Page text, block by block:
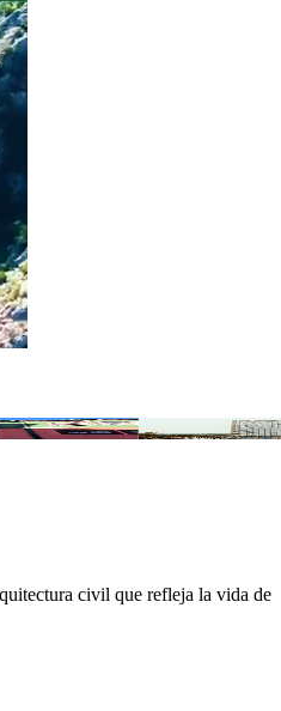
Park Dedeman
civil que refleja la vida de